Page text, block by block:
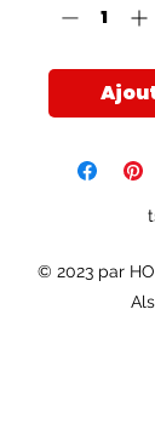
© 2023 par